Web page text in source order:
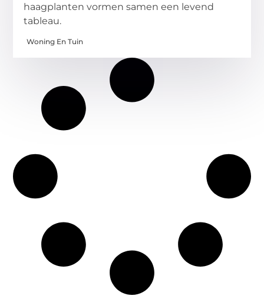
haagplanten vormen samen een levend
tableau.
Woning En Tuin